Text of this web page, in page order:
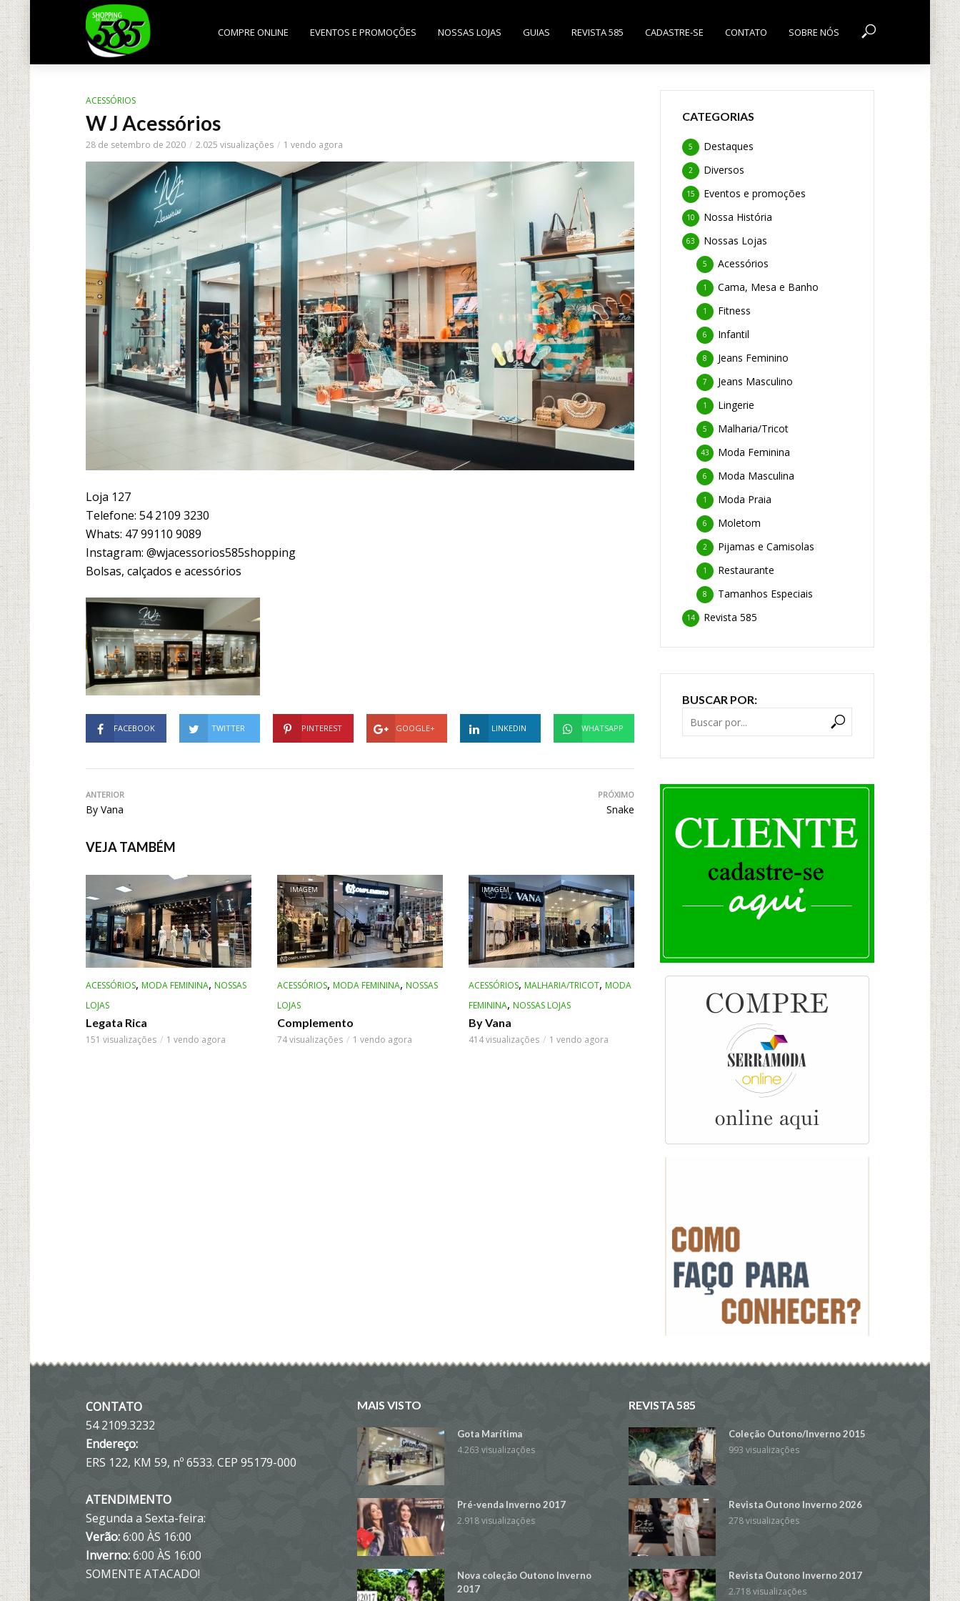
COMPRE ONLINE EVENTOS E PROMOÇÕES NOSSAS LOJAS GUIAS REVISTA 585 CADASTRE-SE CONTATO SOBRE NÓS
ACESSÓRIOS
W J Acessórios
28 de setembro de 2020 2.025 visualizações 1 vendo agora
Loja 127
Telefone: 54 2109 3230
Whats: 47 99110 9089
Instagram: @wjacessorios585shopping
Bolsas, calçados e acessórios
FACEBOOK TWITTER PINTEREST GOOGLE+ LINKEDIN WHATSAPP
ANTERIOR
By Vana
PRÓXIMO
Snake
VEJA TAMBÉM
ACESSÓRIOS, MODA FEMININA, NOSSAS
LOJAS
Legata Rica
151 visualizações 1 vendo agora
IMAGEM
ACESSÓRIOS, MODA FEMININA, NOSSAS
LOJAS
Complemento
74 visualizações 1 vendo agora
IMAGEM
ACESSÓRIOS, MALHARIA/TRICOT, MODA
FEMININA, NOSSAS LOJAS
By Vana
414 visualizações 1 vendo agora
CATEGORIAS
Destaques
5
Diversos
2
Eventos e promoções
15
Nossa História
10
Nossas Lojas
63
Acessórios
5
Cama, Mesa e Banho
1
Fitness
1
Infantil
6
Jeans Feminino
8
Jeans Masculino
7
Lingerie
1
Malharia/Tricot
5
Moda Feminina
43
Moda Masculina
6
Moda Praia
1
Moletom
6
Pijamas e Camisolas
2
Restaurante
1
Tamanhos Especiais
8
Revista 585
14
BUSCAR POR:
CONTATO
54 2109.3232
Endereço:
ERS 122, KM 59, nº 6533. CEP 95179-000
ATENDIMENTO
Segunda a Sexta-feira:
Verão:6:00 ÀS 16:00
Inverno:6:00 ÀS 16:00
SOMENTE ATACADO!
MAIS VISTO
Gota Marítima
4.263 visualizações
Pré-venda Inverno 2017
2.918 visualizações
Nova coleção Outono Inverno
2017
REVISTA 585
Coleção Outono/Inverno 2015
993 visualizações
Revista Outono Inverno 2026
278 visualizações
Revista Outono Inverno 2017
2.718 visualizações